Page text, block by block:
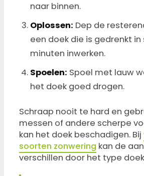
naar binnen.
Oplossen: Dep de
een doek die is gedrenkt in
minuten inwerken.
Spoelen: Spoel met lauw
het doek goed drogen.
Schraap nooit te hard en
messen of andere scherpe
kan het doek beschadigen. Bij
soorten zonwering kan de
verschillen door het type